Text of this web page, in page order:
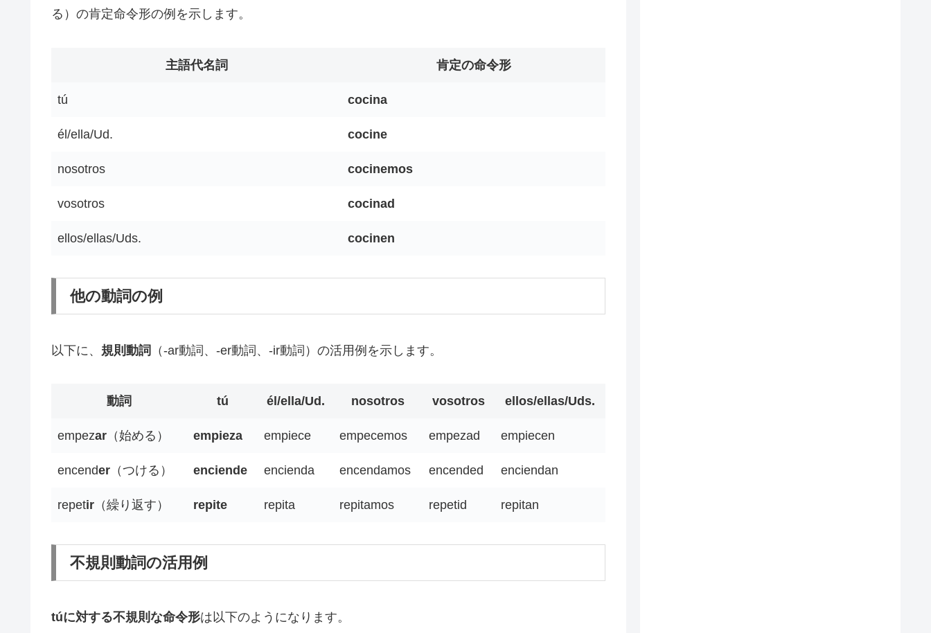
る）の肯定命令形の例を示します。
主語代名詞 肯定の命令形
tú cocina
él/ella/Ud. cocine
nosotros cocinemos
vosotros cocinad
ellos/ellas/Uds. cocinen
他の動詞の例
以下に、 規則動詞 （-ar動詞、-er動詞、-ir動詞）の活用例を示します。
動詞 tú él/ella/Ud. nosotros vosotros ellos/ellas/Uds.
empezar （始める） empieza empiece empecemos empezad empiecen
encender （つける） enciende encienda encendamos encended enciendan
repetir （繰り返す） repite repita repitamos repetid repitan
不規則動詞の活用例
túに対する不規則な命令形は以下のようになります。